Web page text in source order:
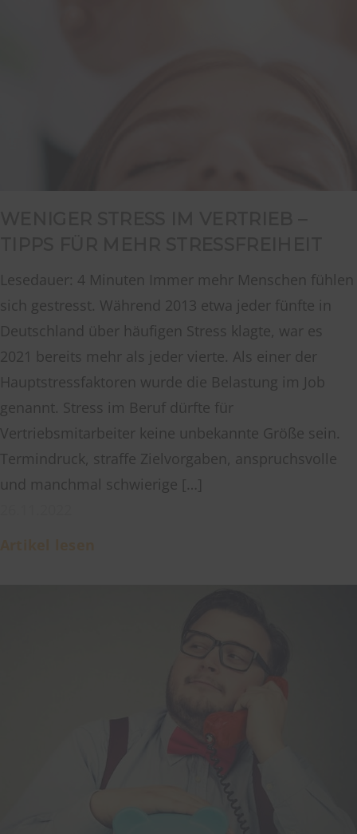
Lesedauer: 4 Minuten Immer mehr Menschen fühlen
sich gestresst. Während 2013 etwa jeder fünfte in
Deutschland über häufigen Stress klagte, war es
2021 bereits mehr als jeder vierte. Als einer der
Hauptstressfaktoren wurde die Belastung im Job
genannt. Stress im Beruf dürfte für
Vertriebsmitarbeiter keine unbekannte Größe sein.
Termindruck, straffe Zielvorgaben, anspruchsvolle
und manchmal schwierige […]